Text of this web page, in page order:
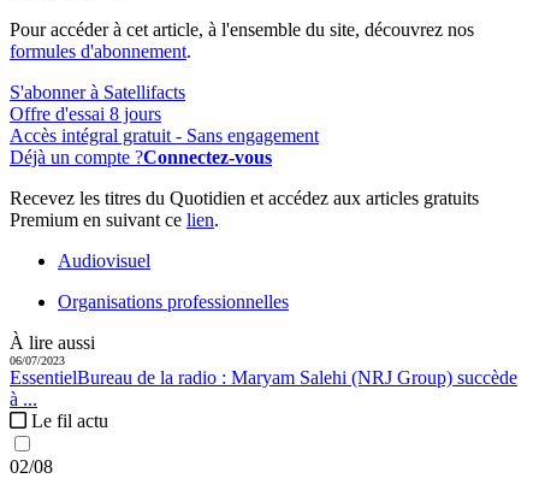
Pour accéder à cet article, à l'ensemble du site, découvrez nos
formules d'abonnement.
S'abonner à Satellifacts
Offre d'essai 8 jours
Accès intégral gratuit - Sans engagement
Déjà un compte ?Connectez-vous
Recevez les titres du Quotidien et accédez aux articles gratuits
Premium en suivant ce lien.
Audiovisuel
Organisations professionnelles
À lire aussi
06/07/2023
EssentielBureau de la radio : Maryam Salehi (NRJ Group) succède
à ...
Le fil actu
02/08